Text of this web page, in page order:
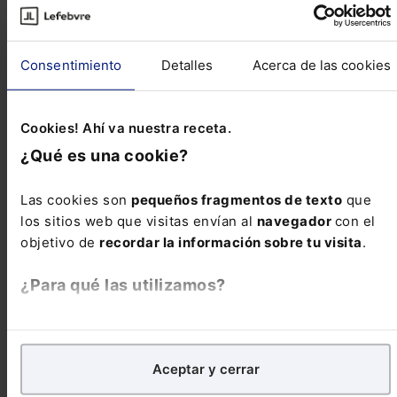
Consentimiento Detalles Acerca de las cookies
Cookies! Ahí va nuestra receta.
¿Qué es una cookie?
Las cookies son pequeños fragmentos de texto que
los sitios web que visitas envían al navegador con el
objetivo de recordar la información sobre tu visita.
¿Para qué las utilizamos?
analíticospara tratar demejorar tu experienciaen
nuestra página web. También con fines publicitarios,
para poder mostrarte publicidad y contenidos de tu
Aceptar y cerrar
el momento escolar del menor
Desestimado régimen de visitas a abuela paterna
que mantiene comunicaciones con la nieta con
ocasión del establecido para el padre
Suspensión de todo contacto con el padre
condenado por violencia de género y con